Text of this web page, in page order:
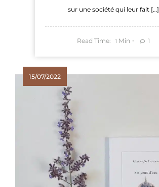
sur une société qui leur fait […]
Read Time: 1 Min 1
15/07/2022